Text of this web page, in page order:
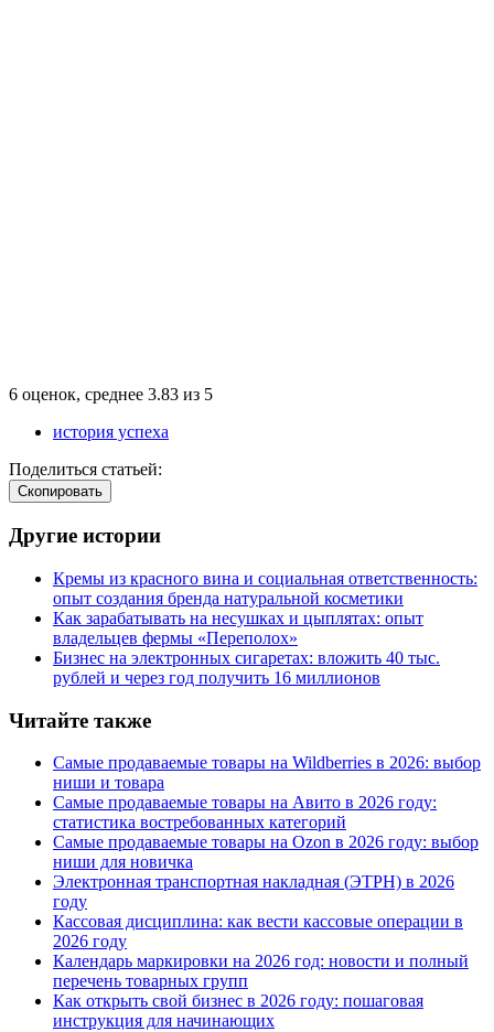
6 оценок, среднее 3.83 из 5
история успеха
Поделиться статьей:
Cкопировать
Другие истории
Кремы из красного вина и социальная ответственность:
опыт создания бренда натуральной косметики
Как зарабатывать на несушках и цыплятах: опыт
владельцев фермы «Переполох»
Бизнес на электронных сигаретах: вложить 40 тыс.
рублей и через год получить 16 миллионов
Читайте также
Самые продаваемые товары на Wildberries в 2026: выбор
ниши и товара
Самые продаваемые товары на Авито в 2026 году:
статистика востребованных категорий
Самые продаваемые товары на Ozon в 2026 году: выбор
ниши для новичка
Электронная транспортная накладная (ЭТРН) в 2026
году
Кассовая дисциплина: как вести кассовые операции в
2026 году
Календарь маркировки на 2026 год: новости и полный
перечень товарных групп
Как открыть свой бизнес в 2026 году: пошаговая
инструкция для начинающих